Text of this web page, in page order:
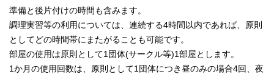
準備と後片付けの時間も含みます。
調理実習等の利用については、連続する4時間以内であれば、原則
としてどの時間帯にまたがることも可能です。
部屋の使用は原則として1団体(サークル等)1部屋とします。
1か月の使用回数は、原則として1団体につき昼のみの場合4回、夜